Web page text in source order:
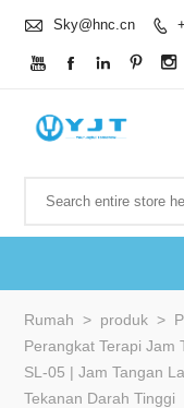
 Sky@hnc.cn 
    
Rumah > produk >
Perangkat Terapi Jam
SL-05 | Jam Tangan
Tekanan Darah Tinggi